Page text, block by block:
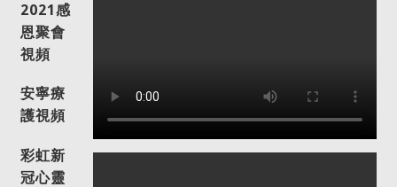
2021感
恩聚會
視頻
安寧療
護視頻
彩虹新
冠心靈